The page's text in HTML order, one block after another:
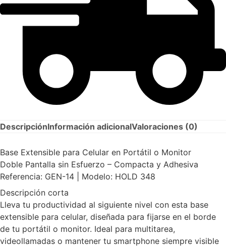
DescripciónInformación adicionalValoraciones (0)
Base Extensible para Celular en Portátil o Monitor
Doble Pantalla sin Esfuerzo – Compacta y Adhesiva
Referencia: GEN-14 | Modelo: HOLD 348
Descripción corta
Lleva tu productividad al siguiente nivel con esta base
extensible para celular, diseñada para fijarse en el borde
de tu portátil o monitor. Ideal para multitarea,
videollamadas o mantener tu smartphone siempre visible